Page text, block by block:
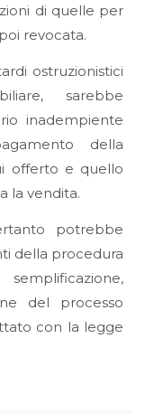
di quelle per
revocata.
ostruzionistici
sarebbe
inadempiente
della
offerto e quello
la vendita.
potrebbe
della procedura
del processo
con la legge